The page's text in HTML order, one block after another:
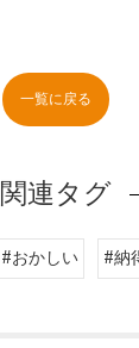
一覧に戻る
関連タグ
#おかしい #納